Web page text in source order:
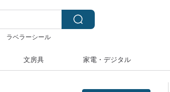
ラベラーシール
文房具 家電・デジタル